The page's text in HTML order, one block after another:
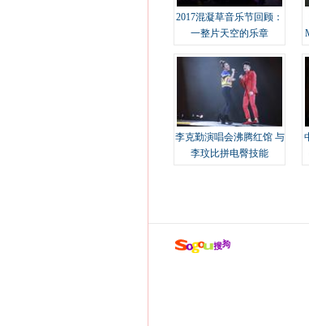
2017混凝草音乐节回顾：
一整片天空的乐章
李克勤演唱会沸腾红馆 与
李玟比拼电臀技能